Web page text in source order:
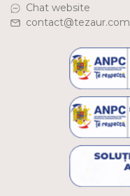
Chat website
contact@tezaur.com